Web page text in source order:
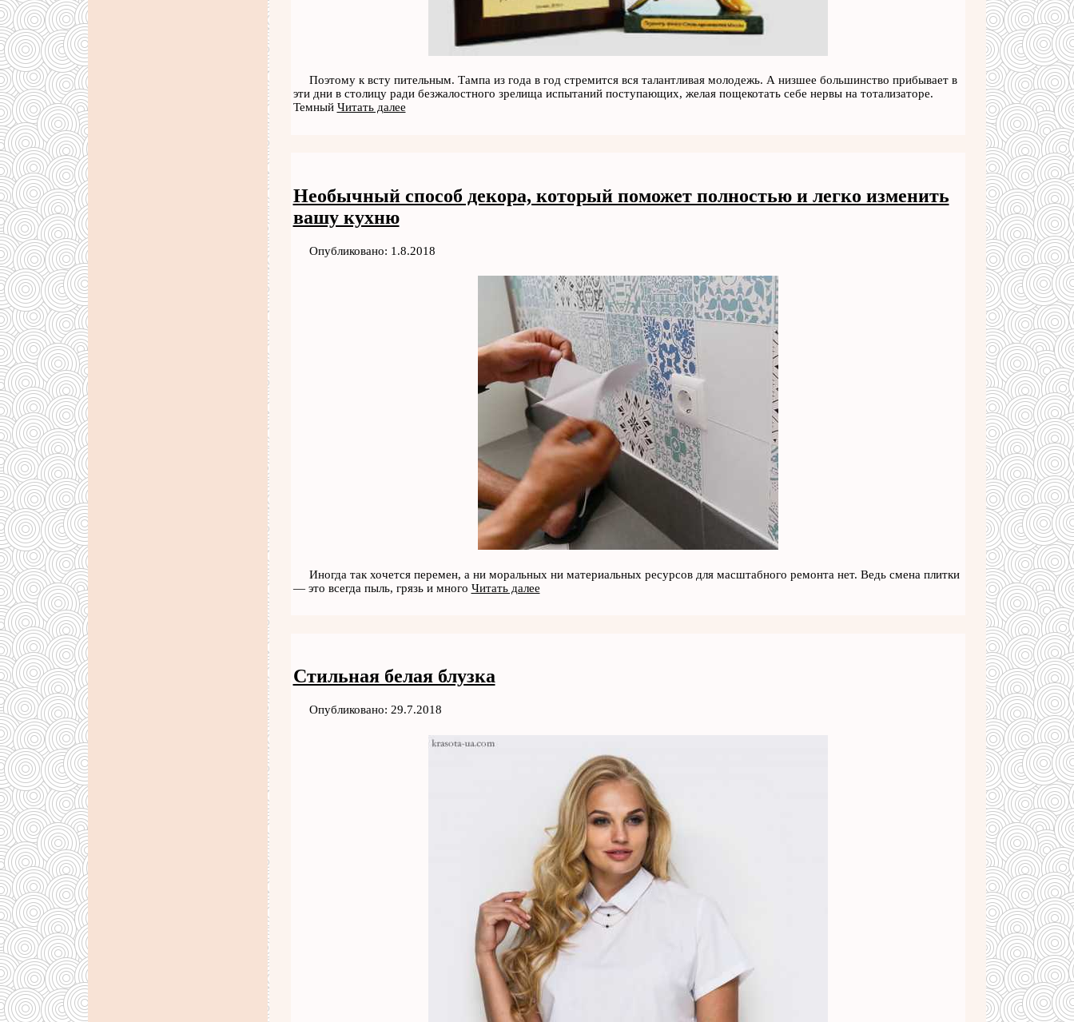
Поэтому к всту пительным. Тампа из года в год стремится вся талантливая молодежь. А низшее большинство прибывает в
эти дни в столицу ради безжалостного зрелища испытаний поступающих, желая пощекотать себе нервы на тотализаторе.
Темный Читать далее
Необычный способ декора, который поможет полностью и легко изменить
вашу кухню
Опубликовано: 1.8.2018
Иногда так хочется перемен, а ни моральных ни материальных ресурсов для масштабного ремонта нет. Ведь смена плитки
— это всегда пыль, грязь и много Читать далее
Стильная белая блузка
Опубликовано: 29.7.2018